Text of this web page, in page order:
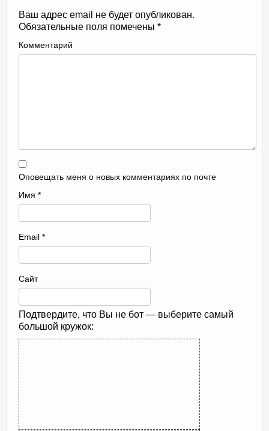
Ваш адрес email не будет опубликован.
Обязательные поля помечены *
Комментарий
Оповещать меня о новых комментариях по почте
Имя *
Email *
Сайт
Подтвердите, что Вы не бот — выберите самый
большой кружок: